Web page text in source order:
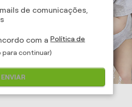
de comunicações,
com a Política de
continuar)
ENVIAR